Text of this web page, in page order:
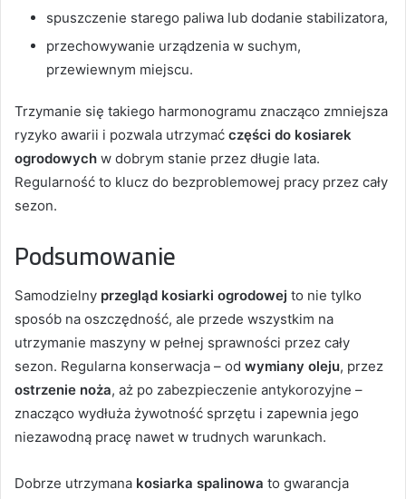
spuszczenie starego paliwa lub dodanie stabilizatora,
przechowywanie urządzenia w suchym,
przewiewnym miejscu.
Trzymanie się takiego harmonogramu znacząco zmniejsza
ryzyko awarii i pozwala utrzymać części do kosiarek
ogrodowych w dobrym stanie przez długie lata.
Regularność to klucz do bezproblemowej pracy przez cały
sezon.
Podsumowanie
Samodzielny przegląd kosiarki ogrodowej to nie tylko
sposób na oszczędność, ale przede wszystkim na
utrzymanie maszyny w pełnej sprawności przez cały
sezon. Regularna konserwacja – od wymiany oleju, przez
ostrzenie noża, aż po zabezpieczenie antykorozyjne –
znacząco wydłuża żywotność sprzętu i zapewnia jego
niezawodną pracę nawet w trudnych warunkach.
Dobrze utrzymana kosiarka spalinowa to gwarancja